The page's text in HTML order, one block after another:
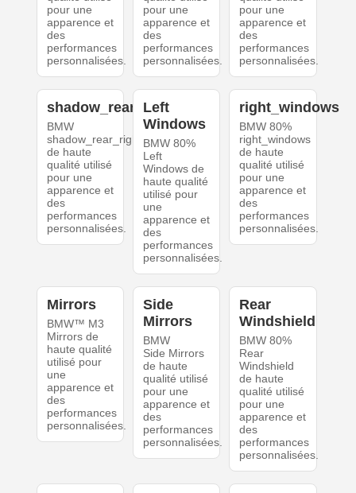
pour une
apparence et
des
performances
personnalisées.
pour une
apparence et
des
performances
personnalisées.
pour une
apparence et
des
performances
personnalisées.
shadow_rear_right
BMW
shadow_rear_right
de haute
qualité utilisé
pour une
apparence et
des
performances
personnalisées.
Left
Windows
BMW 80%
Left
Windows de
haute qualité
utilisé pour
une
apparence et
des
performances
personnalisées.
right_windows
BMW 80%
right_windows
de haute
qualité utilisé
pour une
apparence et
des
performances
personnalisées.
Mirrors
BMW™ M3
Mirrors de
haute qualité
utilisé pour
une
apparence et
des
performances
personnalisées.
Side
Mirrors
BMW
Side Mirrors
de haute
qualité utilisé
pour une
apparence et
des
performances
personnalisées.
Rear
Windshield
BMW 80%
Rear
Windshield
de haute
qualité utilisé
pour une
apparence et
des
performances
personnalisées.